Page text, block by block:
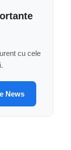
cu cele
News